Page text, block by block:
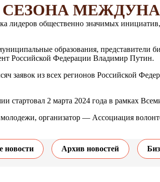
СЕЗОНА
лидеров общественно значимых
образования, представители
Российской Федерации Владимир Путин.
заявок из всех регионов Российской
стартовал 2 марта 2024 года в рамках
организатор — Ассоциация
новости Архив новостей